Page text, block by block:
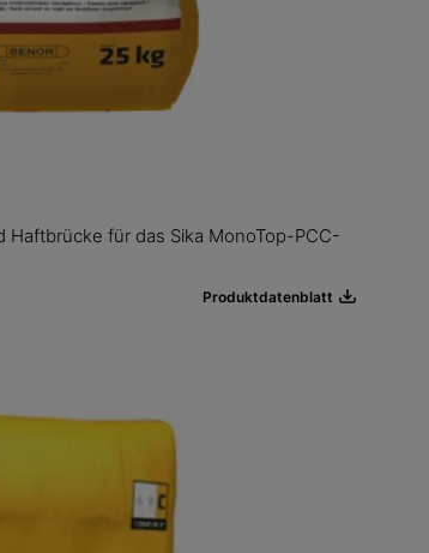
für das Sika MonoTop-PCC-
Produktdatenblatt